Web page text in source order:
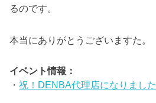
るのです。
本当にありがとうございますた。
イベント情報：
・祝！DENBA代理店になりました